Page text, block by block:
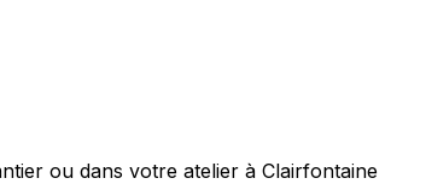
ou dans votre atelier à Clairfontaine